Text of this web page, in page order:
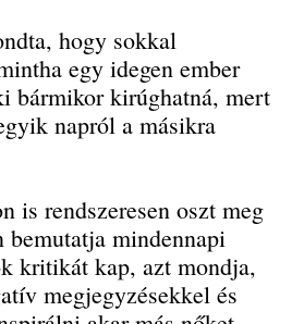
hogy sokkal
egy idegen ember
bármikor kirúghatná, mert
napról a másikra
is rendszeresen oszt meg
mindennapi
kritikát kap, azt mondja,
megjegyzésekkel és